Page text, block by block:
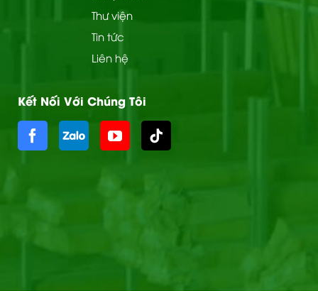
Thư viện
Tin tức
Liên hệ
Kết Nối Với Chúng Tôi